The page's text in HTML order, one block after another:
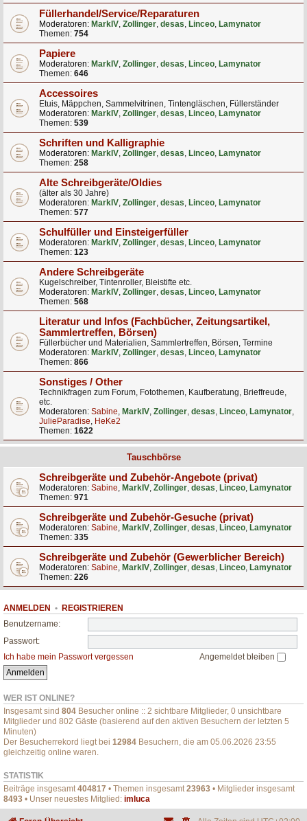
Füllerhandel/Service/Reparaturen
Moderatoren: MarkIV, Zollinger, desas, Linceo, Lamynator
Themen: 754
Papiere
Moderatoren: MarkIV, Zollinger, desas, Linceo, Lamynator
Themen: 646
Accessoires
Etuis, Mäppchen, Sammelvitrinen, Tintengläschen, Füllerständer
Moderatoren: MarkIV, Zollinger, desas, Linceo, Lamynator
Themen: 539
Schriften und Kalligraphie
Moderatoren: MarkIV, Zollinger, desas, Linceo, Lamynator
Themen: 258
Alte Schreibgeräte/Oldies
(älter als 30 Jahre)
Moderatoren: MarkIV, Zollinger, desas, Linceo, Lamynator
Themen: 577
Schulfüller und Einsteigerfüller
Moderatoren: MarkIV, Zollinger, desas, Linceo, Lamynator
Themen: 123
Andere Schreibgeräte
Kugelschreiber, Tintenroller, Bleistifte etc.
Moderatoren: MarkIV, Zollinger, desas, Linceo, Lamynator
Themen: 568
Literatur und Infos (Fachbücher, Zeitungsartikel,
Sammlertreffen, Börsen)
Füllerbücher und Materialien, Sammlertreffen, Börsen, Termine
Moderatoren: MarkIV, Zollinger, desas, Linceo, Lamynator
Themen: 866
Sonstiges / Other
Technikfragen zum Forum, Fotothemen, Kaufberatung, Brieffreude,
etc.
Moderatoren: Sabine, MarkIV, Zollinger, desas, Linceo, Lamynator,
JulieParadise, HeKe2
Themen: 1622
Tauschbörse
Schreibgeräte und Zubehör-Angebote (privat)
Moderatoren: Sabine, MarkIV, Zollinger, desas, Linceo, Lamynator
Themen: 971
Schreibgeräte und Zubehör-Gesuche (privat)
Moderatoren: Sabine, MarkIV, Zollinger, desas, Linceo, Lamynator
Themen: 335
Schreibgeräte und Zubehör (Gewerblicher Bereich)
Moderatoren: Sabine, MarkIV, Zollinger, desas, Linceo, Lamynator
Themen: 226
ANMELDEN • REGISTRIEREN
Benutzername:
Passwort:
Ich habe mein Passwort vergessen
Angemeldet bleiben
WER IST ONLINE?
Insgesamt sind 804 Besucher online :: 2 sichtbare Mitglieder, 0 unsichtbare
Mitglieder und 802 Gäste (basierend auf den aktiven Besuchern der letzten 5
Minuten)
Der Besucherrekord liegt bei 12984 Besuchern, die am 05.06.2026 23:55
gleichzeitig online waren.
STATISTIK
Beiträge insgesamt404817 • Themen insgesamt23963 • Mitglieder insgesamt
8493 • Unser neuestes Mitglied: imluca